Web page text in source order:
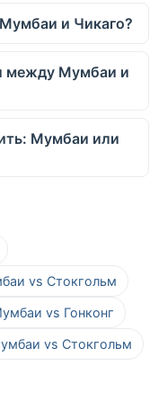
и Чикаго?
между Мумбаи и
Мумбаи или
vs Стокгольм
vs Гонконг
vs Стокгольм